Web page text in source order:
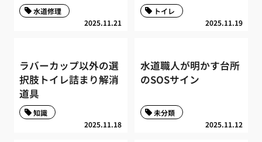
2025.11.21
水道修理
2025.11.19
トイレ
ラバーカップ以外の選
択肢トイレ詰まり解消
道具
2025.11.18
知識
水道職人が明かす台所
のSOSサイン
2025.11.12
未分類